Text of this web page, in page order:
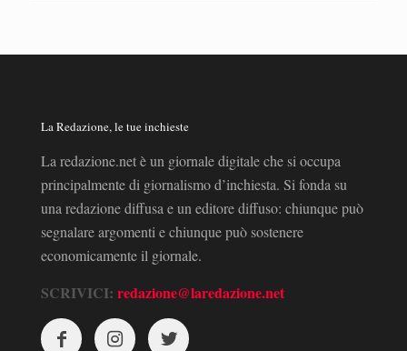
La Redazione, le tue inchieste
La redazione.net è un giornale digitale che si occupa
principalmente di giornalismo d’inchiesta. Si fonda su
una redazione diffusa e un editore diffuso: chiunque può
segnalare argomenti e chiunque può sostenere
economicamente il giornale.
SCRIVICI: redazione@laredazione.net